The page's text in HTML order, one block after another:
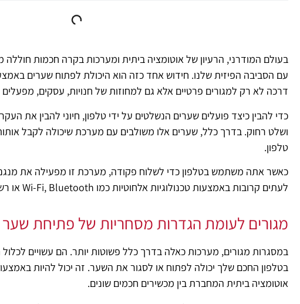
בעולם המודרני, הרעיון של אוטומציה ביתית ומערכות בקרה חכמות
עם הסביבה הפיזית שלנו. חידוש אחד כזה הוא היכולת לפתוח שערים
דרכה לא רק למגורים פרטיים אלא גם למחוזות של חנויות, עסקים, מפעלים
כדי להבין כיצד פועלים שערים הנשלטים על ידי טלפון, חיוני להבין את
ושלט רחוק. בדרך כלל, שערים אלו משולבים עם מערכת שיכולה לקבל
טלפון.
כאשר אתה משתמש בטלפון כדי לשלוח פקודה, מערכת זו מפעילה את
לעתים קרובות באמצעות טכנולוגיות אלחוטיות כמו Wi-Fi, Bluetooth או רשתות סלולריות.
מגורים לעומת הגדרות מסחריות של פתיחת
במסגרות מגורים, מערכות כאלה בדרך כלל פשוטות יותר. הם עשויים
בטלפון החכם שלך יכולה לפתוח או לסגור את השער. זה יכול להיות
אוטומציה ביתית המחברת בין מכשירים חכמים שונים.